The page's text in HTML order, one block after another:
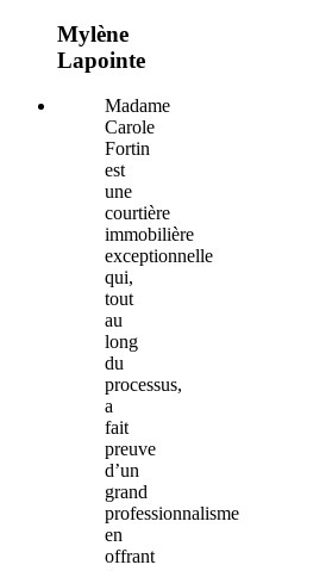
Mylène
Lapointe
Madame
Carole
Fortin
est
une
courtière
immobilière
exceptionnelle
qui,
tout
au
long
du
processus,
a
fait
preuve
d’un
grand
professionnalisme
en
offrant